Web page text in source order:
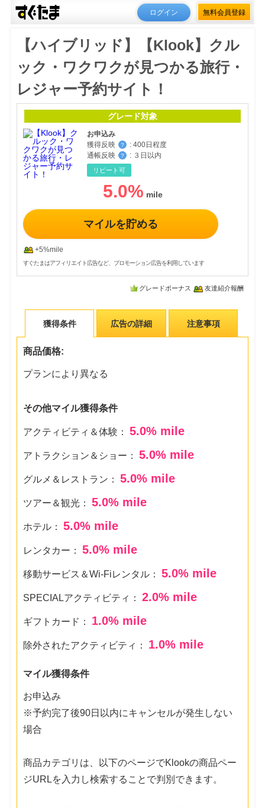
ログイン 無料会員登録
【ハイブリッド】【Klook】クル
ック・ワクワクが見つかる旅行・
レジャー予約サイト！
グレード対象
お申込み
獲得反映
？ : 400日程度
通帳反映
？ : ３日以内
リピート可
5.0%
マイルを貯める
+5%mile
すぐたまはアフィリエイト広告など、プロモーション広告を利用しています
グレードボーナス 友達紹介報酬
獲得条件 広告の詳細 注意事項
商品価格:
プランにより異なる
その他マイル獲得条件
アクティビティ＆体験：5.0% mile
アトラクション＆ショー：5.0% mile
グルメ＆レストラン：5.0% mile
ツアー＆観光：5.0% mile
ホテル：5.0% mile
レンタカー：5.0% mile
移動サービス＆Wi-Fiレンタル：5.0% mile
SPECIALアクティビティ：2.0% mile
ギフトカード： 1.0% mile
除外されたアクティビティ： 1.0% mile
マイル獲得条件
お申込み
※予約完了後90日以内にキャンセルが発生しない
場合
商品カテゴリは、以下のページでKlookの商品ペー
ジURLを入力し検索することで判別できます。